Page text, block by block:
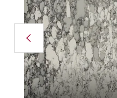
minerales con la
aglutinante, dando
superficies de
durabilidad.